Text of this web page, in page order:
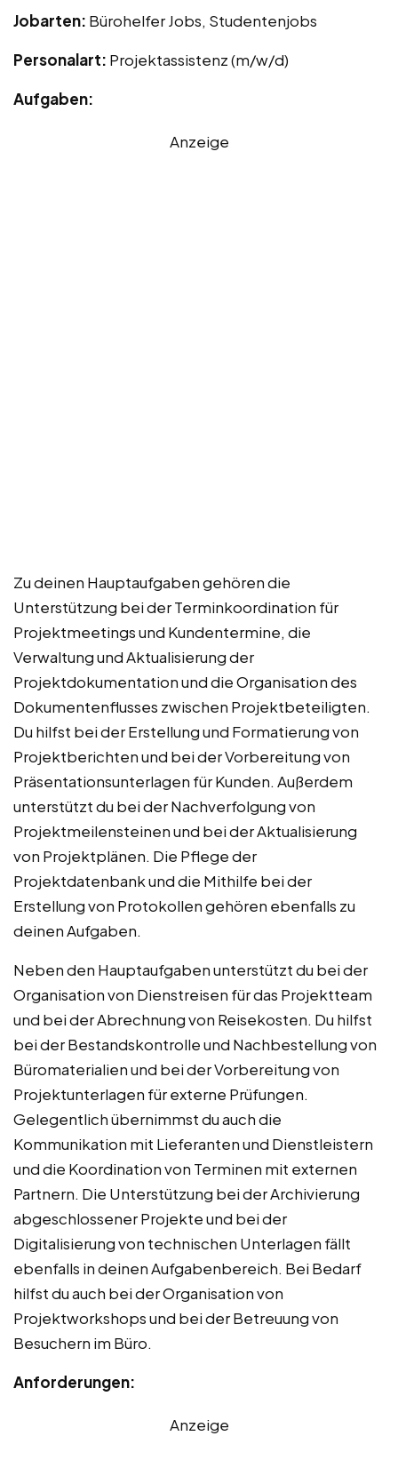
Jobarten: Bürohelfer Jobs, Studentenjobs
Personalart: Projektassistenz (m/w/d)
Aufgaben:
Anzeige
Zu deinen Hauptaufgaben gehören die
Unterstützung bei der Terminkoordination für
Projektmeetings und Kundentermine, die
Verwaltung und Aktualisierung der
Projektdokumentation und die Organisation des
Dokumentenflusses zwischen Projektbeteiligten.
Du hilfst bei der Erstellung und Formatierung von
Projektberichten und bei der Vorbereitung von
Präsentationsunterlagen für Kunden. Außerdem
unterstützt du bei der Nachverfolgung von
Projektmeilensteinen und bei der Aktualisierung
von Projektplänen. Die Pflege der
Projektdatenbank und die Mithilfe bei der
Erstellung von Protokollen gehören ebenfalls zu
deinen Aufgaben.
Neben den Hauptaufgaben unterstützt du bei der
Organisation von Dienstreisen für das Projektteam
und bei der Abrechnung von Reisekosten. Du hilfst
bei der Bestandskontrolle und Nachbestellung von
Büromaterialien und bei der Vorbereitung von
Projektunterlagen für externe Prüfungen.
Gelegentlich übernimmst du auch die
Kommunikation mit Lieferanten und Dienstleistern
und die Koordination von Terminen mit externen
Partnern. Die Unterstützung bei der Archivierung
abgeschlossener Projekte und bei der
Digitalisierung von technischen Unterlagen fällt
ebenfalls in deinen Aufgabenbereich. Bei Bedarf
hilfst du auch bei der Organisation von
Projektworkshops und bei der Betreuung von
Besuchern im Büro.
Anforderungen:
Anzeige